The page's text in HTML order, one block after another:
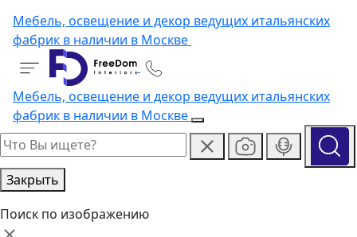
Мебель, освещение и декор ведущих итальянских
фабрик в наличии в Москве
Мебель, освещение и декор ведущих итальянских
фабрик в наличии в Москве
Закрыть
Поиск по изображению